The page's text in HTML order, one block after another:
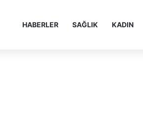
HABERLER SAĞLIK KADIN